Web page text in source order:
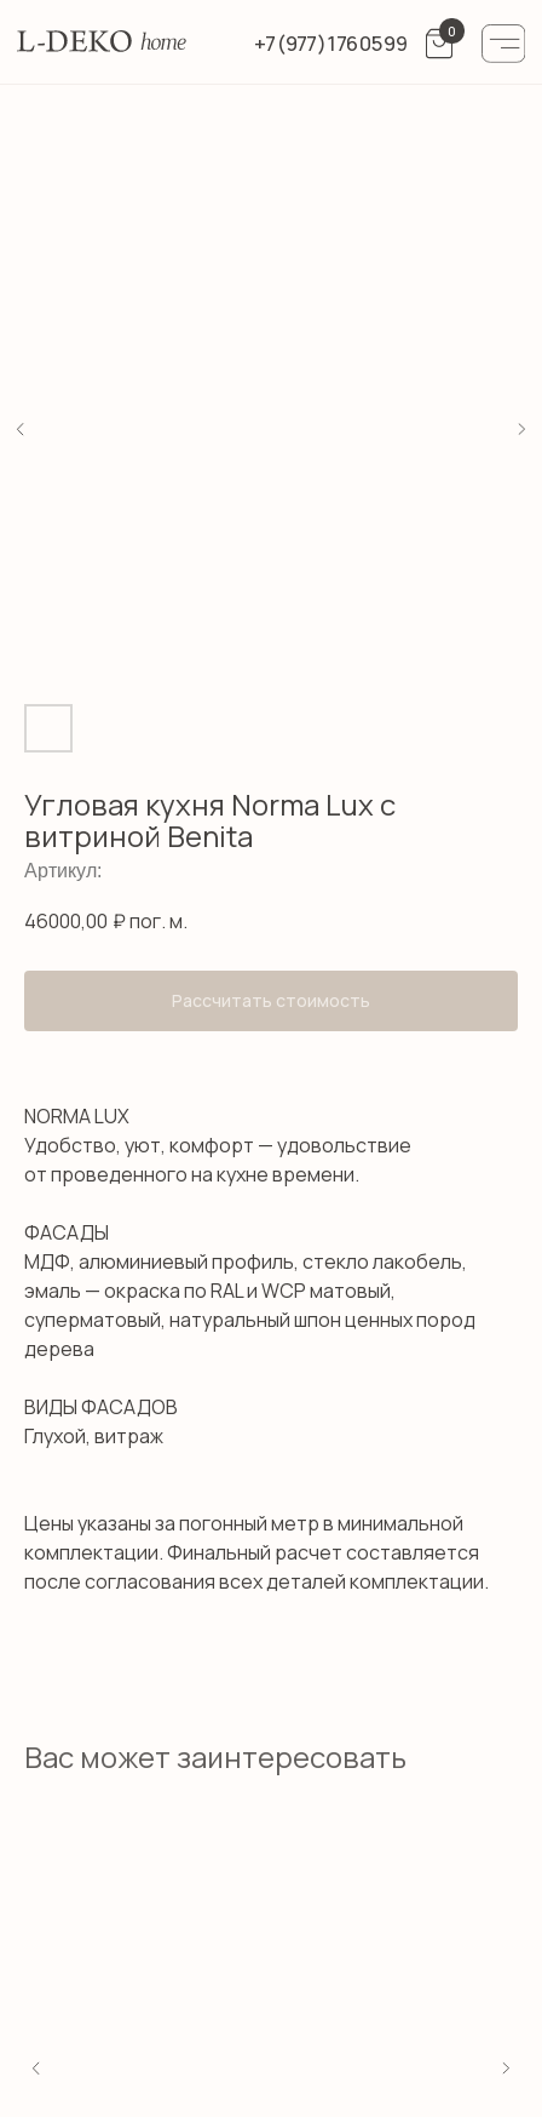
+7 (977) 176 05 99
Угловая кухня Norma Lux с
витриной Benita
Артикул:
46000,00 ₽ пог. м.
Рассчитать стоимость
NORMA LUX
Удобство, уют, комфорт — удовольствие
от проведенного на кухне времени.
ФАСАДЫ
МДФ, алюминиевый профиль, стекло лакобель,
эмаль — окраска по RAL и WCP матовый,
суперматовый, натуральный шпон ценных пород
дерева
ВИДЫ ФАСАДОВ
Глухой, витраж
Цены указаны за погонный метр в минимальной
комплектации. Финальный расчет составляется
после согласования всех деталей комплектации.
Вас может заинтересовать